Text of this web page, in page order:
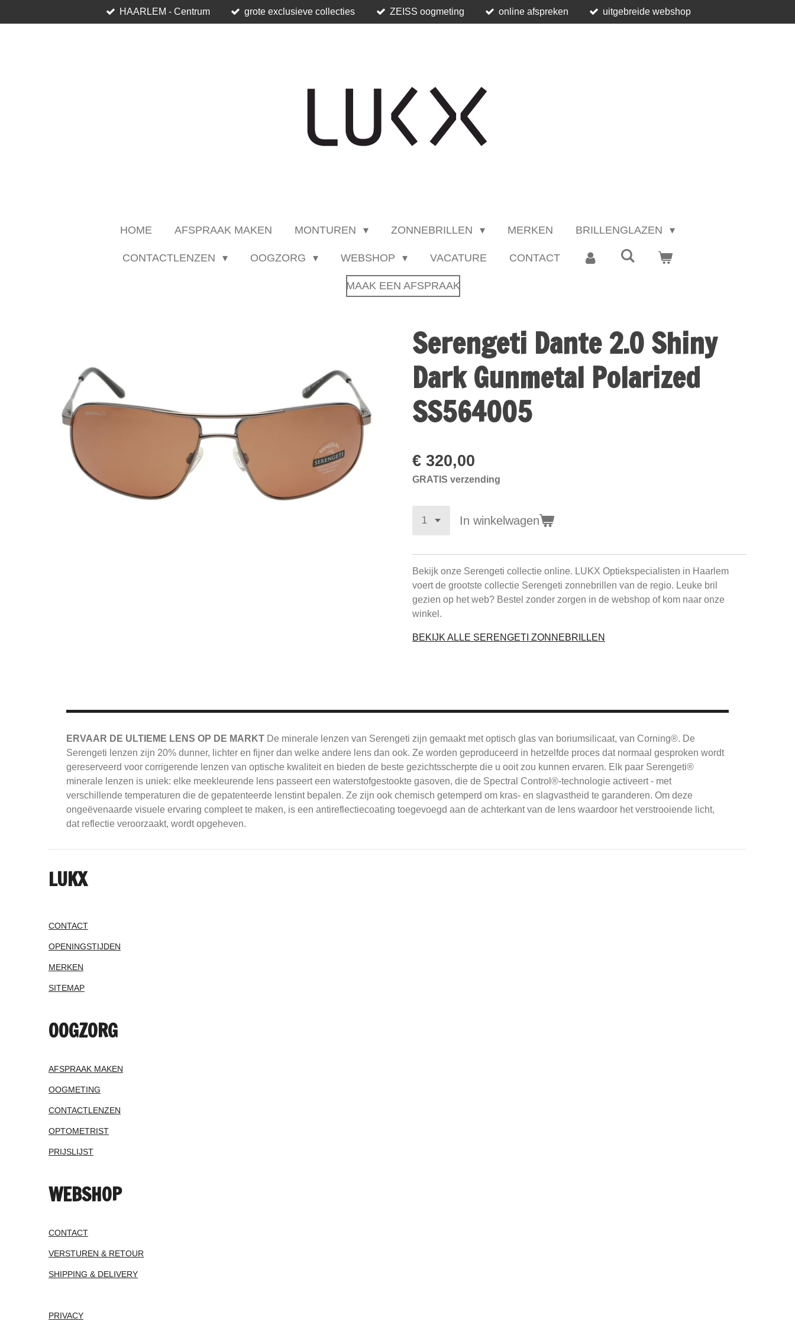
direct
HAARLEM - Centrum grote exclusieve collecties ZEISS oogmeting online afspreken uitgebreide webshop
HOME AFSPRAAK MAKEN MONTUREN ZONNEBRILLEN MERKEN BRILLENGLAZEN
CONTACTLENZEN OOGZORG WEBSHOP VACATURE CONTACT
MAAK EEN AFSPRAAK
Serengeti Dante 2.0 Shiny
Dark Gunmetal Polarized
SS564005
€ 320,00
GRATIS verzending
In winkelwagen
Bekijk onze Serengeti collectie online. LUKX Optiekspecialisten in Haarlem
voert de grootste collectie Serengeti zonnebrillen van de regio. Leuke bril
gezien op het web? Bestel zonder zorgen in de webshop of kom naar onze
winkel.
BEKIJK ALLE SERENGETI ZONNEBRILLEN
ERVAAR DE ULTIEME LENS OP DE MARKT De minerale lenzen van Serengeti zijn gemaakt met optisch glas van boriumsilicaat, van Corning®. De
Serengeti lenzen zijn 20% dunner, lichter en fijner dan welke andere lens dan ook. Ze worden geproduceerd in hetzelfde proces dat normaal gesproken wordt
gereserveerd voor corrigerende lenzen van optische kwaliteit en bieden de beste gezichtsscherpte die u ooit zou kunnen ervaren. Elk paar Serengeti®
minerale lenzen is uniek: elke meekleurende lens passeert een waterstofgestookte gasoven, die de Spectral Control®-technologie activeert - met
verschillende temperaturen die de gepatenteerde lenstint bepalen. Ze zijn ook chemisch getemperd om kras- en slagvastheid te garanderen. Om deze
ongeëvenaarde visuele ervaring compleet te maken, is een antireflectiecoating toegevoegd aan de achterkant van de lens waardoor het verstrooiende licht,
dat reflectie veroorzaakt, wordt opgeheven.
LUKX
CONTACT
OPENINGSTIJDEN
MERKEN
SITEMAP
OOGZORG
AFSPRAAK MAKEN
OOGMETING
CONTACTLENZEN
OPTOMETRIST
PRIJSLIJST
WEBSHOP
CONTACT
VERSTUREN & RETOUR
SHIPPING & DELIVERY
PRIVACY